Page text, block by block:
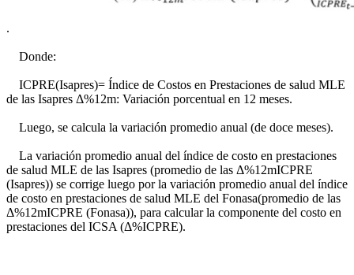
.
Donde:
ICPRE(Isapres)= Índice de Costos en Prestaciones de salud MLE
de las Isapres Δ%12m: Variación porcentual en 12 meses.
Luego, se calcula la variación promedio anual (de doce meses).
La variación promedio anual del índice de costo en prestaciones
de salud MLE de las Isapres (promedio de las Δ%12mICPRE
(Isapres)) se corrige luego por la variación promedio anual del índice
de costo en prestaciones de salud MLE del Fonasa(promedio de las
Δ%12mICPRE (Fonasa)), para calcular la componente del costo en
prestaciones del ICSA (Δ%ICPRE).